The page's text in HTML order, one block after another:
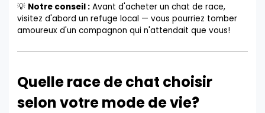
💡 Notre conseil : Avant d'acheter un chat de race,
visitez d'abord un refuge local — vous pourriez tomber
amoureux d'un compagnon qui n'attendait que vous!
Quelle race de chat choisir
selon votre mode de vie?